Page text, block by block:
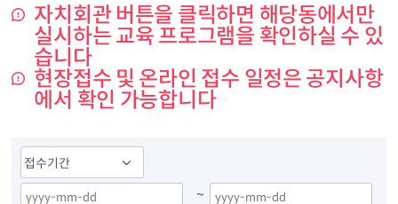
자치회관 버튼을 클릭하면 해당동에서만
실시하는 교육 프로그램을 확인하실 수 있
습니다
현장접수 및 온라인 접수 일정은 공지사항
에서 확인 가능합니다
~